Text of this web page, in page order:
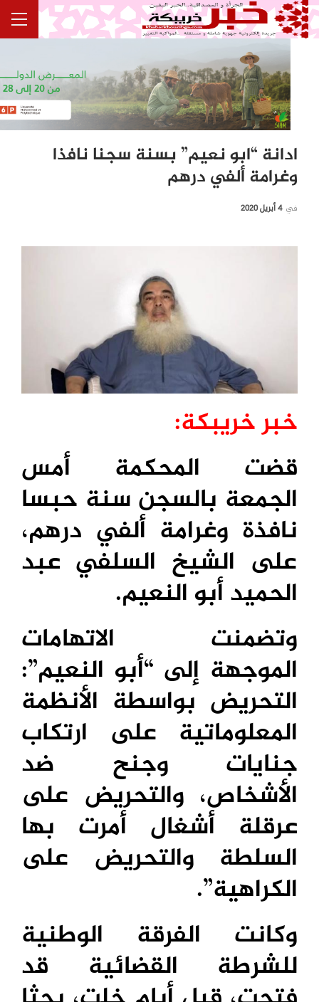
ادانة “ابو نعيم” بسنة سجنا نافذا
وغرامة ألفي درهم
في 4 أبريل 2020
خبر خريبكة:
قضت المحكمة أمس
الجمعة بالسجن سنة حبسا
نافذة وغرامة ألفي درهم،
على الشيخ السلفي عبد
الحميد أبو النعيم.
وتضمنت الاتهامات
الموجهة إلى “أبو النعيم”:
التحريض بواسطة الأنظمة
المعلوماتية على ارتكاب
جنايات وجنح ضد
الأشخاص، والتحريض على
عرقلة أشغال أمرت بها
السلطة والتحريض على
الكراهية”.
وكانت الفرقة الوطنية
للشرطة القضائية قد